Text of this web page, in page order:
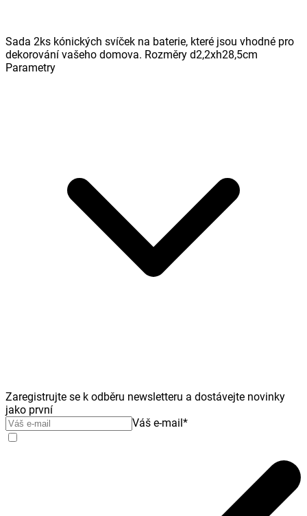
Sada 2ks kónických svíček na baterie, které jsou vhodné pro
dekorování vašeho domova. Rozměry d2,2xh28,5cm
Parametry
Zaregistrujte se k odběru newsletteru a dostávejte novinky
jako první
Váš e-mail*